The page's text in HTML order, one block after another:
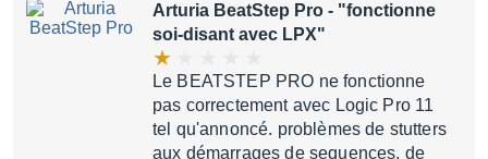
Arturia BeatStep Pro - "fonctionne
soi-disant avec LPX"
Le BEATSTEP PRO ne fonctionne
pas correctement avec Logic Pro 11
tel qu'annoncé. problèmes de stutters
aux démarrages de sequences, de